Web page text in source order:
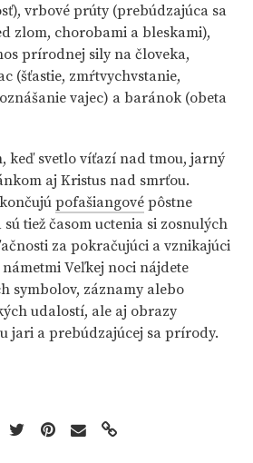
vrbové prúty (prebúdzajúca sa
zlom, chorobami a bleskami),
prírodnej sily na človeka,
(šťastie, zmŕtvychvstanie,
vajec) a baránok (obeta
keď svetlo víťazí nad tmou, jarný
aj Kristus nad smrťou.
pofašiangové pôstne
tiež časom uctenia si zosnulých
za pokračujúci a vznikajúci
Veľkej noci nájdete
symbolov, záznamy alebo
udalostí, ale aj obrazy
jari a prebúdzajúcej sa prírody.